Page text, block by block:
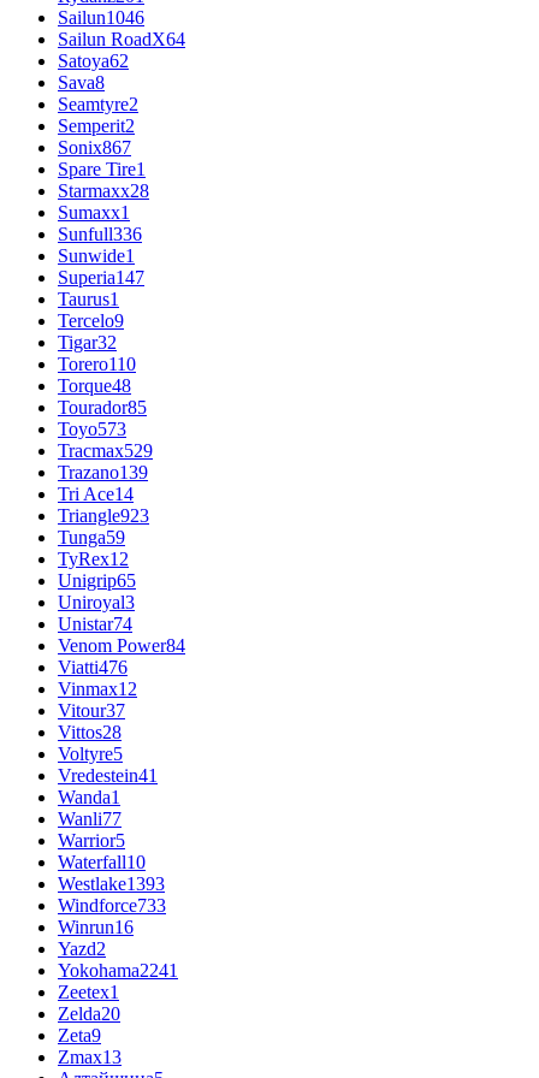
Sailun1046
Sailun RoadX64
Satoya62
Sava8
Seamtyre2
Semperit2
Sonix867
Spare Tire1
Starmaxx28
Sumaxx1
Sunfull336
Sunwide1
Superia147
Taurus1
Tercelo9
Tigar32
Torero110
Torque48
Tourador85
Toyo573
Tracmax529
Trazano139
Tri Ace14
Triangle923
Tunga59
TyRex12
Unigrip65
Uniroyal3
Unistar74
Venom Power84
Viatti476
Vinmax12
Vitour37
Vittos28
Voltyre5
Vredestein41
Wanda1
Wanli77
Warrior5
Waterfall10
Westlake1393
Windforce733
Winrun16
Yazd2
Yokohama2241
Zeetex1
Zelda20
Zeta9
Zmax13